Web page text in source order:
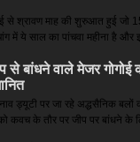
से श्रावण माह की शुरुआत हुई जो
में ये साल का पांचवा महीना है और
से बांधने वाले मेजर गोगोई
ड्यूटी पर जा रहे अद्धसैनिक बलों
कवच के तौर पर जीप पर बांधने के